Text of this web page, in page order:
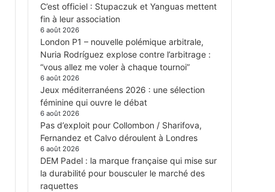
C’est officiel : Stupaczuk et Yanguas mettent
fin à leur association
6 août 2026
London P1 – nouvelle polémique arbitrale,
Nuria Rodríguez explose contre l’arbitrage :
“vous allez me voler à chaque tournoi”
6 août 2026
Jeux méditerranéens 2026 : une sélection
féminine qui ouvre le débat
6 août 2026
Pas d’exploit pour Collombon / Sharifova,
Fernandez et Calvo déroulent à Londres
6 août 2026
DEM Padel : la marque française qui mise sur
la durabilité pour bousculer le marché des
raquettes